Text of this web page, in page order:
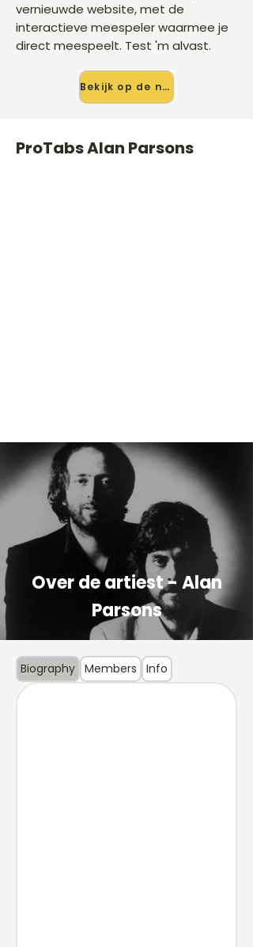
vernieuwde website, met de
interactieve meespeler waarmee je
direct meespeelt. Test 'm alvast.
Bekijk op de nieuwe site →
ProTabs Alan Parsons
Over de artiest - Alan
Parsons
Biography Members Info